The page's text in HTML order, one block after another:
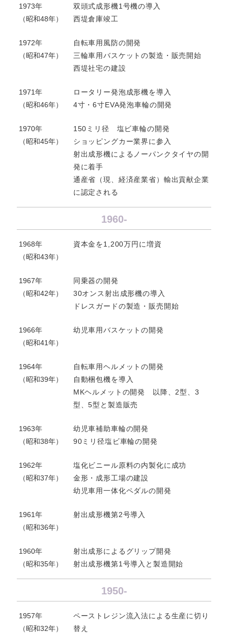
1973年
（昭和48年）
双頭式成形機1号機の導入
西堤倉庫竣工
1972年
（昭和47年）
自転車用風防の開発
三輪車用バスケットの製造・販売開始
西堤社宅の建設
1971年
（昭和46年）
ロータリー発泡成形機を導入
4寸・6寸EVA発泡車輪の開発
1970年
（昭和45年）
150ミリ径 塩ビ車輪の開発
ショッピングカー業界に参入
射出成形機によるノーパンクタイヤの開
発に着手
通産省（現、経済産業省）輸出貢献企業
に認定される
1960-
1968年
（昭和43年）
資本金を1,200万円に増資
1967年
（昭和42年）
同乗器の開発
30オンス射出成形機の導入
ドレスガードの製造・販売開始
1966年
（昭和41年）
幼児車用バスケットの開発
1964年
（昭和39年）
自転車用ヘルメットの開発
自動梱包機を導入
MKヘルメットの開発 以降、2型、3
型、5型と製造販売
1963年
（昭和38年）
幼児車補助車輪の開発
90ミリ径塩ビ車輪の開発
1962年
（昭和37年）
塩化ビニール原料の内製化に成功
金形・成形工場の建設
幼児車用一体化ペダルの開発
1961年
（昭和36年）
射出成形機第2号導入
1960年
（昭和35年）
射出成形によるグリップ開発
射出成形機第1号導入と製造開始
1950-
1957年
（昭和32年）
ペーストレジン流入法による生産に切り
替え